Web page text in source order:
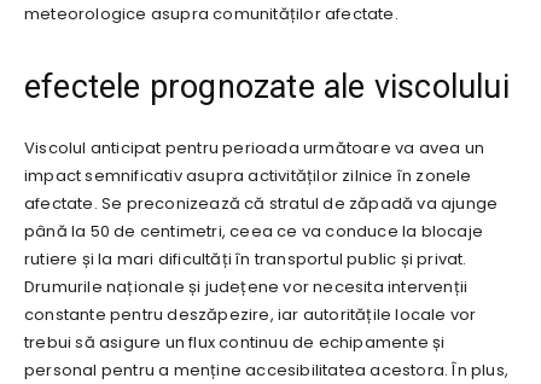
meteorologice asupra comunităților afectate.
efectele prognozate ale viscolului
Viscolul anticipat pentru perioada următoare va avea un
impact semnificativ asupra activităților zilnice în zonele
afectate. Se preconizează că stratul de zăpadă va ajunge
până la 50 de centimetri, ceea ce va conduce la blocaje
rutiere și la mari dificultăți în transportul public și privat.
Drumurile naționale și județene vor necesita intervenții
constante pentru deszăpezire, iar autoritățile locale vor
trebui să asigure un flux continuu de echipamente și
personal pentru a menține accesibilitatea acestora. În plus,